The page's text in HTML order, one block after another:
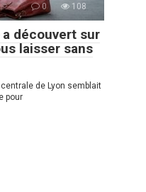
0 108
découvert sur
laisser sans
de Lyon semblait
pour